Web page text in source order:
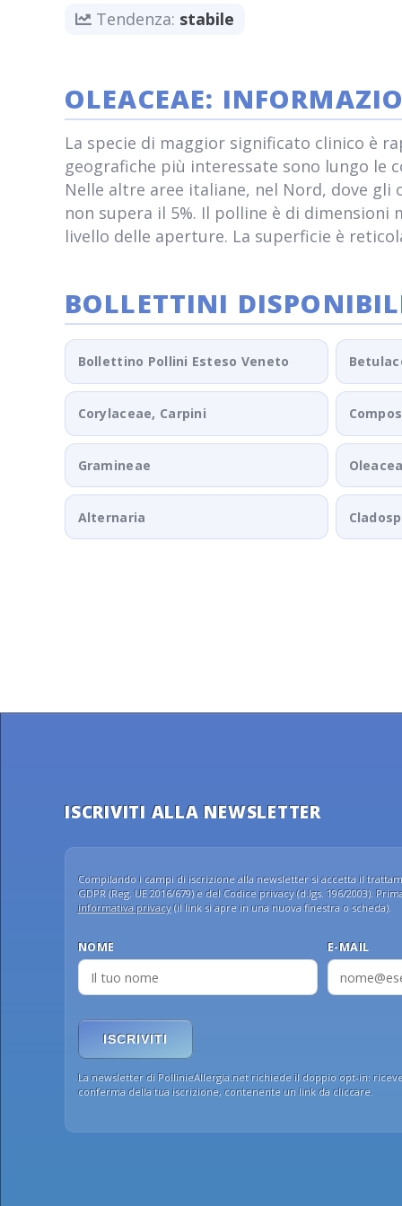
Tendenza: stabile
OLEACEAE:
La specie di maggior significato clinico è
geografiche più interessate sono lungo le
Nelle altre aree italiane, nel Nord, dove
non supera il 5%. Il polline è di
livello delle aperture. La superficie è
BOLLETTINI
Bollettino Pollini Esteso Veneto
Corylaceae, Carpini
Gramineae
Alternaria
ISCRIVITI ALLA NEWSLETTER
Compilando i campi di iscrizione alla newsletter si accetta il
GDPR (Reg. UE 2016/679) e del Codice privacy (d.lgs. 196/2003).
informativa privacy(il link si apre in una nuova finestra o scheda).
NOME E-MAIL
ISCRIVITI
La newsletter di PollinieAllergia.net richiede il doppio opt-in:
conferma della tua iscrizione, contenente un link da cliccare.